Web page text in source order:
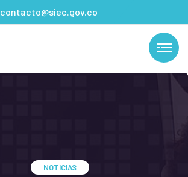
contacto@siec.gov.co
NOTICIAS